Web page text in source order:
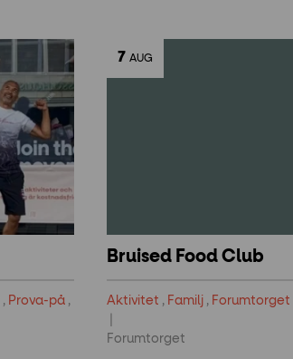
, Prova-på ,
7 AUG
Bruised Food Club
Aktivitet , Familj , Forumtorget
Forumtorget